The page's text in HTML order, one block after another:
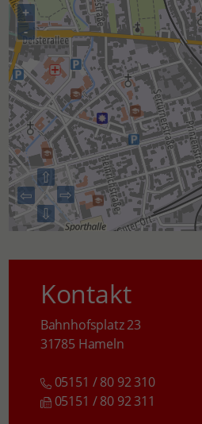
⇧
⇨
⇦
⇩
+
-
Kontakt
Bahnhofsplatz 23
31785 Hameln
05151 / 80 92 310
05151 / 80 92 311